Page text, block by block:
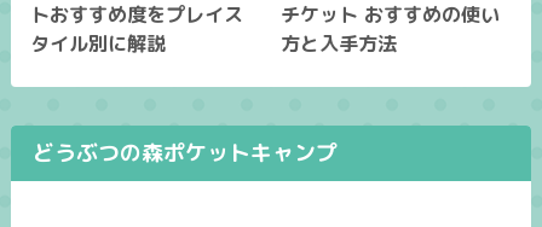
トおすすめ度をプレイス
タイル別に解説
チケット おすすめの使い
方と入手方法
どうぶつの森ポケットキャンプ